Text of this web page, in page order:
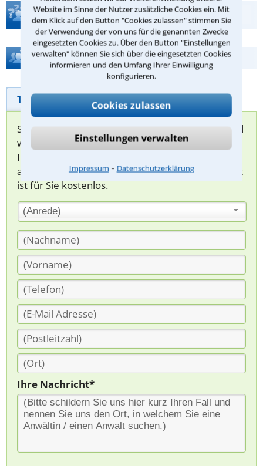
Website im Sinne der Nutzer zusätzliche Cookies ein. Mit
dem Klick auf den Button "Cookies zulassen" stimmen Sie
der Verwendung der von uns für die genannten Zwecke
eingesetzten Cookies zu. Über den Button "Einstellungen
verwalten" können Sie sich über die eingesetzten Cookies
informieren und den Umfang Ihrer Einwilligung
konfigurieren.
Cookies zulassen
Einstellungen verwalten
Impressum ⁃ Datenschutzerklärung
Teste Dein Rechtswissen
Hilfe bei Ihrer Anwaltsuche?
Telefonhilfe Beratungsanfrage
Sie können hier Ihren Fall schildern. Anschließend
werden sich spezialisierte Rechtsanwälte bei
Ihnen melden, um das weitere Vorgehen
abzuklären. Die Rückmeldung durch einen Anwalt
ist für Sie kostenlos.
(Anrede)
Ihre Nachricht*